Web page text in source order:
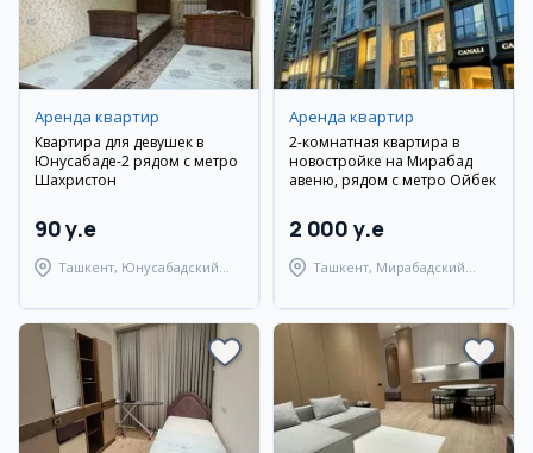
Аренда квартир
Квартира для девушек в
Юнусабаде-2 рядом с метро
Шахристон
90 y.e
Ташкент, Юнусабадский
Аренда квартир
2-комнатная квартира в
новостройке на Мирабад
авеню, рядом с метро Ойбек
2 000 y.e
Ташкент, Мирабадский